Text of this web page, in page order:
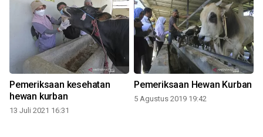
Pemeriksaan kesehatan
hewan kurban
13 Juli 2021 16:31
Pemeriksaan Hewan Kurban
5 Agustus 2019 19:42